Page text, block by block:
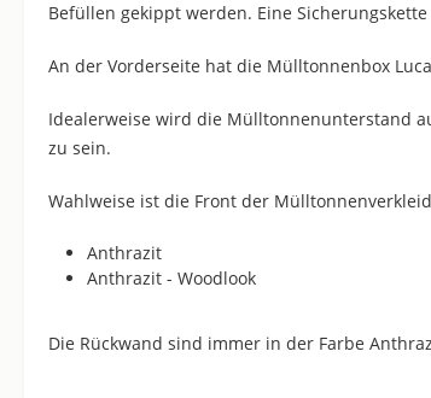
Befüllen gekippt werden. Eine
An der Vorderseite hat die Mülltonnenbox
Idealerweise wird die Mülltonnenunterstand
zu sein.
Wahlweise ist die Front der
Anthrazit
Anthrazit - Woodlook
Die Rückwand sind immer in der Farbe